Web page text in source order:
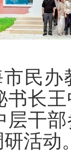
民
书长
层干
活动